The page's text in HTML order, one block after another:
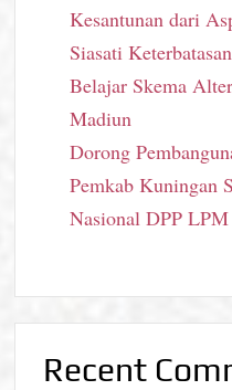
Kesantunan dari
Siasati
Belajar Skema
Madiun
Dorong
Pemkab Kuningan
Nasional DPP
Recent